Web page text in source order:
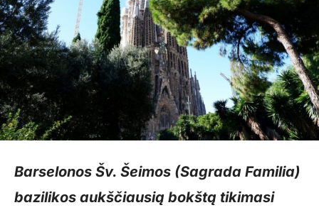
Barselonos Šv. Šeimos (Sagrada Familia)
bazilikos aukščiausią bokštą tikimasi